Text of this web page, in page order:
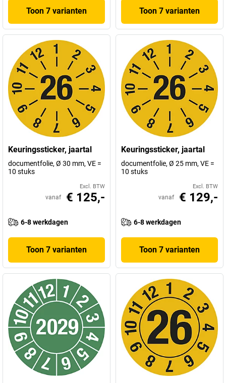
Toon 7 varianten Toon 7 varianten
Keuringssticker, jaartal
documentfolie, Ø 30 mm, VE =
10 stuks
Excl. BTW
vanaf € 125,-
6-8 werkdagen
Toon 7 varianten
Keuringssticker, jaartal
documentfolie, Ø 25 mm, VE =
10 stuks
Excl. BTW
vanaf € 129,-
6-8 werkdagen
Toon 7 varianten